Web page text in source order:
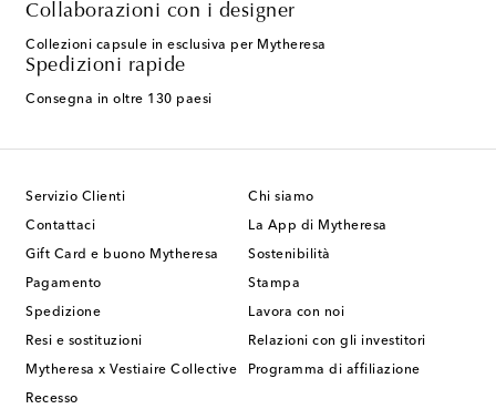
Collaborazioni con i designer
Collezioni capsule in esclusiva per Mytheresa
Spedizioni rapide
Consegna in oltre 130 paesi
Servizio Clienti
Contattaci
Gift Card e buono Mytheresa
Pagamento
Spedizione
Resi e sostituzioni
Mytheresa x Vestiaire Collective
Recesso
Chi siamo
La App di Mytheresa
Sostenibilità
Stampa
Lavora con noi
Relazioni con gli investitori
Programma di affiliazione